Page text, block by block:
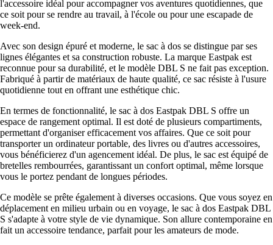
l'accessoire idéal pour accompagner vos aventures quotidiennes, que
ce soit pour se rendre au travail, à l'école ou pour une escapade de
week-end.
Avec son design épuré et moderne, le sac à dos se distingue par ses
lignes élégantes et sa construction robuste. La marque Eastpak est
reconnue pour sa durabilité, et le modèle DBL S ne fait pas exception.
Fabriqué à partir de matériaux de haute qualité, ce sac résiste à l'usure
quotidienne tout en offrant une esthétique chic.
En termes de fonctionnalité, le sac à dos Eastpak DBL S offre un
espace de rangement optimal. Il est doté de plusieurs compartiments,
permettant d'organiser efficacement vos affaires. Que ce soit pour
transporter un ordinateur portable, des livres ou d'autres accessoires,
vous bénéficierez d'un agencement idéal. De plus, le sac est équipé de
bretelles rembourrées, garantissant un confort optimal, même lorsque
vous le portez pendant de longues périodes.
Ce modèle se prête également à diverses occasions. Que vous soyez en
déplacement en milieu urbain ou en voyage, le sac à dos Eastpak DBL
S s'adapte à votre style de vie dynamique. Son allure contemporaine en
fait un accessoire tendance, parfait pour les amateurs de mode.